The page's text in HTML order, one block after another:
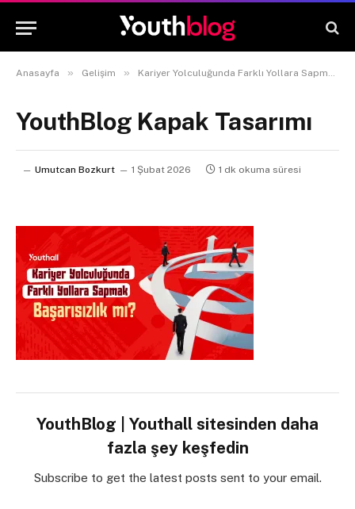
Anasayfa » Gelişim » Kariyer Yolculuğunda Farklı Yollara Sapmak Başarısızlık mı?
YouthBlog Kapak Tasarımı
Umutcan Bozkurt 1 Şubat 2026 1 dk okuma süresi
YouthBlog | Youthall sitesinden daha
fazla şey keşfedin
Subscribe to get the latest posts sent to your email.